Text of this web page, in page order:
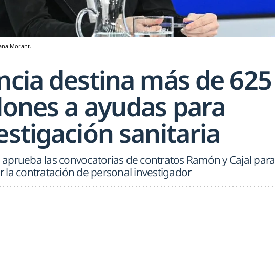
Morant.
destina más de 625
a ayudas para
sanitaria
las convocatorias de contratos Ramón y Cajal para
la contratación de personal investigador